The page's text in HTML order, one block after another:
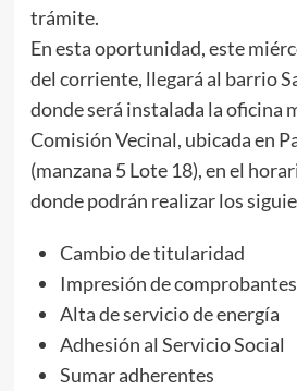
trámite.
En esta oportunidad, este
del corriente, llegará al barrio
donde será instalada la oficina
Comisión Vecinal, ubicada en
(manzana 5 Lote 18), en el
donde podrán realizar los
Cambio de titularidad
Impresión de
Alta de servicio de energía
Adhesión al Servicio Social
Sumar adherentes